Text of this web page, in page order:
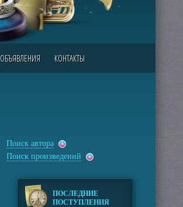
ОБЪЯВЛЕНИЯ КОНТАКТЫ
Поиск автора
Поиск произведений
ПОСЛЕДНИЕ
ПОСТУПЛЕНИЯ